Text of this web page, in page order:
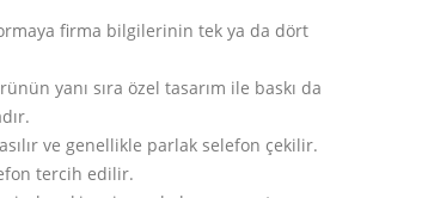
firma bilgilerinin tek ya da dört
yanı sıra özel tasarım ile baskı da
ve genellikle parlak selefon çekilir.
tercih edilir.